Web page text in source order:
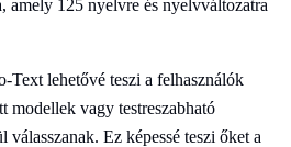
amely 125 nyelvre és nyelvváltozatra
Text lehetővé teszi a felhasználók
modellek vagy testreszabható
Ez képessé teszi őket a